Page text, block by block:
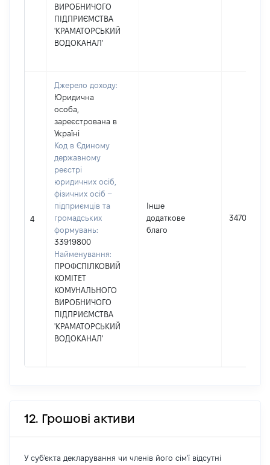
ВИРОБНИЧОГО
ПІДПРИЄМСТВА
'КРАМАТОРСЬКИЙ
ВОДОКАНАЛ'
4
Джерело доходу:
Юридична
особа,
зареєстрована в
Україні
Код в Єдиному
державному
реєстрі
юридичних осіб,
фізичних осіб –
підприємців та
громадських
формувань:
33919800
Найменування:
ПРОФСПІЛКОВИЙ
КОМІТЕТ
КОМУНАЛЬНОГО
ВИРОБНИЧОГО
ПІДПРИЄМСТВА
'КРАМАТОРСЬКИЙ
ВОДОКАНАЛ'
Інше
додаткове
благо
3470
12. Грошові активи
У суб'єкта декларування чи членів його сім'ї відсутні